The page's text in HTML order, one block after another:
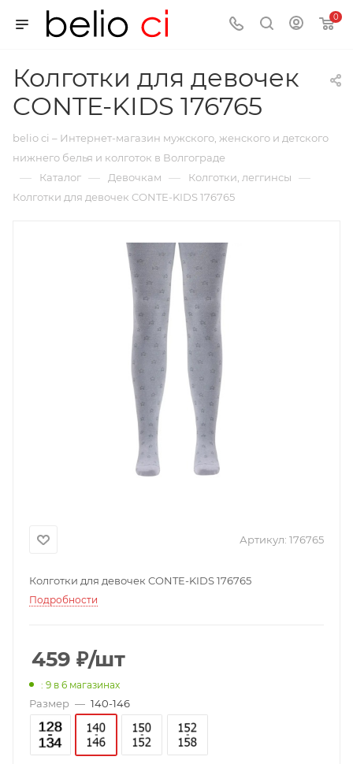
0
Колготки для девочек
CONTE-KIDS 176765
belio ci – Интернет-магазин мужского, женского и детского
нижнего белья и колготок в Волгограде
— Каталог — Девочкам — Колготки, леггинсы —
Колготки для девочек CONTE-KIDS 176765
Артикул: 176765
Колготки для девочек CONTE-KIDS 176765
Подробности
459 ₽/шт
: 9 в 6 магазинах
Размер — 140-146